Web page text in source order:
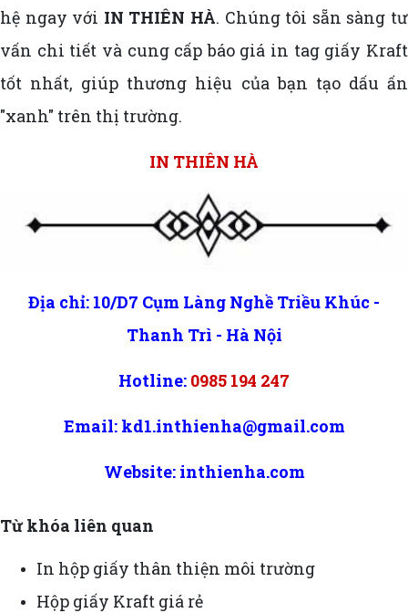
hệ ngay với IN THIÊN HÀ. Chúng tôi sẵn sàng tư
vấn chi tiết và cung cấp báo giá in tag giấy Kraft
tốt nhất, giúp thương hiệu của bạn tạo dấu ấn
"xanh" trên thị trường.
IN THIÊN HÀ
Địa chỉ: 10/D7 Cụm Làng Nghề Triều Khúc -
Thanh Trì - Hà Nội
Hotline: 0985 194 247
Email: kd1.inthienha@gmail.com
Website: inthienha.com
Từ khóa liên quan
In hộp giấy thân thiện môi trường
Hộp giấy Kraft giá rẻ